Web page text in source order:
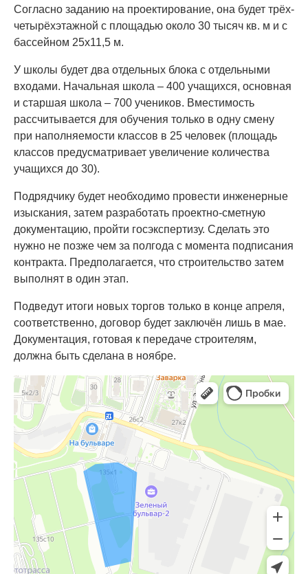
Согласно заданию на проектирование, она будет трёх-
четырёхэтажной с площадью около 30 тысяч кв. м и с
бассейном 25x11,5 м.
У школы будет два отдельных блока с отдельными
входами. Начальная школа – 400 учащихся, основная
и старшая школа – 700 учеников. Вместимость
рассчитывается для обучения только в одну смену
при наполняемости классов в 25 человек (площадь
классов предусматривает увеличение количества
учащихся до 30).
Подрядчику будет необходимо провести инженерные
изыскания, затем разработать проектно-сметную
документацию, пройти госэкспертизу. Сделать это
нужно не позже чем за полгода с момента подписания
контракта. Предполагается, что строительство затем
выполнят в один этап.
Подведут итоги новых торгов только в конце апреля,
соответственно, договор будет заключён лишь в мае.
Документация, готовая к передаче строителям,
должна быть сделана в ноябре.